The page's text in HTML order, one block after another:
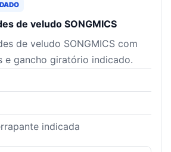
de veludo SONGMICS
de veludo SONGMICS com
e gancho giratório indicado.
indicada